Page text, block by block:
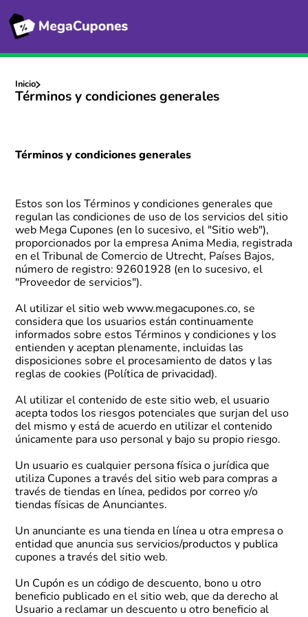
Inicio
Términos y condiciones generales
Términos y condiciones generales
Estos son los Términos y condiciones generales que
regulan las condiciones de uso de los servicios del sitio
web Mega Cupones (en lo sucesivo, el "Sitio web"),
proporcionados por la empresa Anima Media, registrada
en el Tribunal de Comercio de Utrecht, Países Bajos,
número de registro: 92601928 (en lo sucesivo, el
"Proveedor de servicios").
Al utilizar el sitio web www.megacupones.co, se
considera que los usuarios están continuamente
informados sobre estos Términos y condiciones y los
entienden y aceptan plenamente, incluidas las
disposiciones sobre el procesamiento de datos y las
reglas de cookies (Política de privacidad).
Al utilizar el contenido de este sitio web, el usuario
acepta todos los riesgos potenciales que surjan del uso
del mismo y está de acuerdo en utilizar el contenido
únicamente para uso personal y bajo su propio riesgo.
Un usuario es cualquier persona física o jurídica que
utiliza Cupones a través del sitio web para compras a
través de tiendas en línea, pedidos por correo y/o
tiendas físicas de Anunciantes.
Un anunciante es una tienda en línea u otra empresa o
entidad que anuncia sus servicios/productos y publica
cupones a través del sitio web.
Un Cupón es un código de descuento, bono u otro
beneficio publicado en el sitio web, que da derecho al
Usuario a reclamar un descuento u otro beneficio al